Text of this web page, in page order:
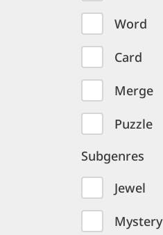
Word
Card
Merge
Puzzle
Subgenres
Jewel
Mystery